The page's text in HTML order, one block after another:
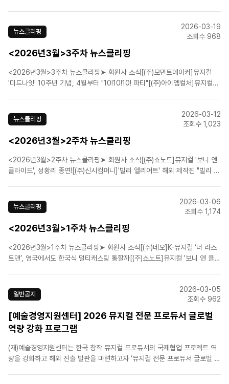
오늘 세 번째 시즌 개..
뉴스클리핑
2026-03-19
조회수 968
<2026년3월>3주차 뉴스클리핑
<2026년3월>3주차 뉴스클리핑➤ 회원사 소식[(주)모먼트메이커]뮤지컬
'미드나잇' 10주년 기념, 4월부터 "10!10!10! 파티"[(주)아이엠컬처]뮤지컬
'이터니티', 오는 7..
뉴스클리핑
2026-03-12
조회수 1,023
<2026년3월>2주차 뉴스클리핑
<2026년3월>2주차 뉴스클리핑➤ 회원사 소식[(주)쇼노트]뮤지컬 '보니 앤
클라이드', 성황리 종연![(주)신시컴퍼니]'빌리 엘리어트' 해외 제작진 "빌리 역
열기 후끈.[(주)더블케..
뉴스클리핑
2026-03-06
조회수 1,174
<2026년3월>1주차 뉴스클리핑
<2026년3월>1주차 뉴스클리핑➤ 회원사 소식[(주)네오]K-뮤지컬 ‘더 라스
트맨’, 영국에서도 한국식 멀티캐스팅 통할까[(주)쇼노트]뮤지컬 '보니 앤 클라
는다[오디컴퍼니(주)..
일반공지
2026-03-05
조회수 962
[예술경영지원센터] 2026 뮤지컬 전문 프로듀서 글로벌
역량 강화 프로그램
(재)예술경영지원센터는 한국 창작 뮤지컬 프로듀서의 국제협업 프로젝트 역
량을 강화하고 해외 진출 발판을 마련하고자 ‘뮤지컬 전문 프로듀서 글로벌 역